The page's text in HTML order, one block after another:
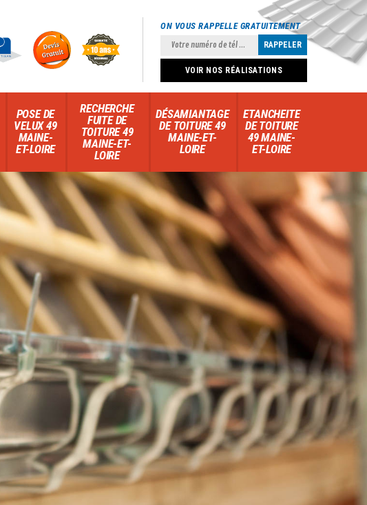
ON VOUS RAPPELLE GRATUITEMENT
VOIR NOS RÉALISATIONS
POSE DE
VELUX 49
MAINE-
ET-LOIRE
RECHERCHE
FUITE DE
TOITURE 49
MAINE-ET-
LOIRE
DÉSAMIANTAGE
DE TOITURE 49
MAINE-ET-
LOIRE
ETANCHEITE
DE TOITURE
49 MAINE-
ET-LOIRE